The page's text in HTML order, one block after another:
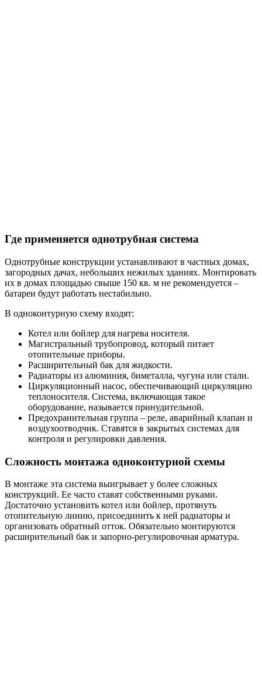
Где применяется однотрубная система
Однотрубные конструкции устанавливают в частных домах,
загородных дачах, небольших нежилых зданиях. Монтировать
их в домах площадью свыше 150 кв. м не рекомендуется –
батареи будут работать нестабильно.
В одноконтурную схему входят:
Котел или бойлер для нагрева носителя.
Магистральный трубопровод, который питает
отопительные приборы.
Расширительный бак для жидкости.
Радиаторы из алюминия, биметалла, чугуна или стали.
Циркуляционный насос, обеспечивающий циркуляцию
теплоносителя. Система, включающая такое
оборудование, называется принудительной.
Предохранительная группа – реле, аварийный клапан и
воздухоотводчик. Ставятся в закрытых системах для
контроля и регулировки давления.
Сложность монтажа одноконтурной схемы
В монтаже эта система выигрывает у более сложных
конструкций. Ее часто ставят собственными руками.
Достаточно установить котел или бойлер, протянуть
отопительную линию, присоединить к ней радиаторы и
организовать обратный отток. Обязательно монтируются
расширительный бак и запорно-регулировочная арматура.